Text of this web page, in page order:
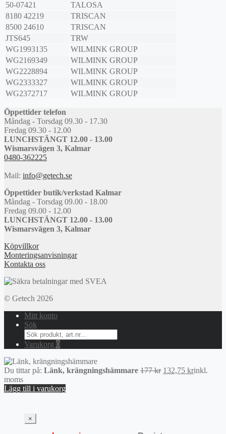
50-07421
TALOSA
8180 42219
TRISCAN
8500 24610
TRISCAN
JTS645
TRW
WG1993135
WILMINK GROUP
WG2169349
WILMINK GROUP
WG2228894
WILMINK GROUP
WG2333327
WILMINK GROUP
WG2372717
WILMINK GROUP
Öppettider telefon
Måndag - Torsdag 09.30 - 17.30
Fredag 09.30 - 12.00
LUNCHSTÄNGT 12.00 - 13.00
Wismarsvägen 3, Kalmar
0480-362225
Mail: info@getech.se
Öppettider butik/verkstad Kalmar
Måndag - Torsdag 09.00 - 18.00
Fredag 09.00 - 12.00
LUNCHSTÄNGT 12.00 - 13.00
Wismarsvägen 3, Kalmar
Köpvillkor
Monteringsanvisningar
Kontakta oss
© Getech 2026
Mitt konto
Sök
Search
for:
Varukorg 0
Du tittar på: Länk, krängningshämmare 177kr Det
132,75 krDet
inkl.
moms
Lägg till i varukorg
×